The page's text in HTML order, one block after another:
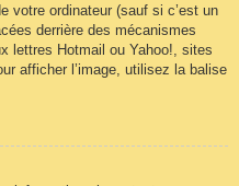
votre ordinateur (sauf si c’est un
derrière des mécanismes
lettres Hotmail ou Yahoo!, sites
afficher l’image, utilisez la balise